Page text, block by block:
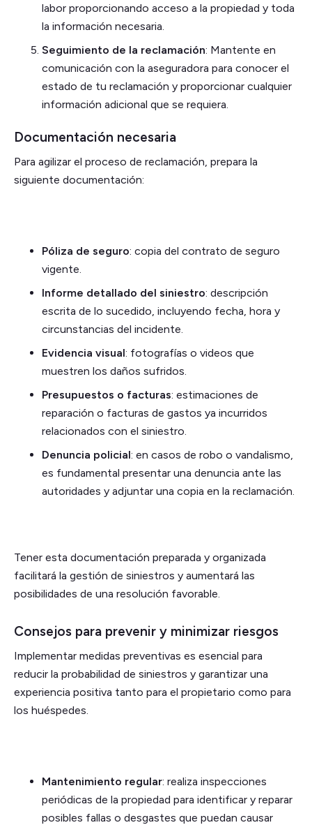
labor proporcionando acceso a la propiedad y toda
la información necesaria.
Seguimiento de la reclamación: Mantente en
comunicación con la aseguradora para conocer el
estado de tu reclamación y proporcionar cualquier
información adicional que se requiera.
Documentación necesaria
Para agilizar el proceso de reclamación, prepara la
siguiente documentación:
Póliza de seguro: copia del contrato de seguro
vigente.
Informe detallado del siniestro: descripción
escrita de lo sucedido, incluyendo fecha, hora y
circunstancias del incidente.
Evidencia visual: fotografías o videos que
muestren los daños sufridos.
Presupuestos o facturas: estimaciones de
reparación o facturas de gastos ya incurridos
relacionados con el siniestro.
Denuncia policial: en casos de robo o vandalismo,
es fundamental presentar una denuncia ante las
autoridades y adjuntar una copia en la reclamación.
Tener esta documentación preparada y organizada
facilitará la gestión de siniestros y aumentará las
posibilidades de una resolución favorable.
Consejos para prevenir y minimizar riesgos
Implementar medidas preventivas es esencial para
reducir la probabilidad de siniestros y garantizar una
experiencia positiva tanto para el propietario como para
los huéspedes.
Mantenimiento regular: realiza inspecciones
periódicas de la propiedad para identificar y reparar
posibles fallas o desgastes que puedan causar